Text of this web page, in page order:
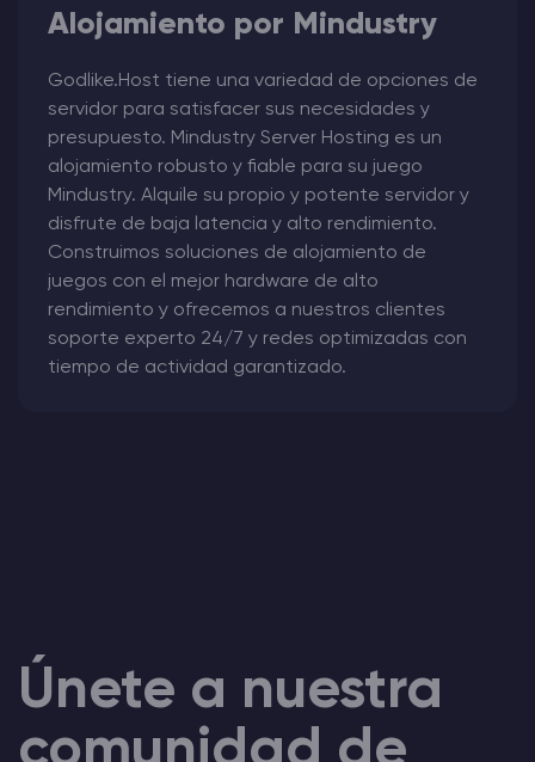
Alojamiento por Mindustry
Godlike.Host tiene una variedad de opciones de
servidor para satisfacer sus necesidades y
presupuesto. Mindustry Server Hosting es un
alojamiento robusto y fiable para su juego
Mindustry. Alquile su propio y potente servidor y
disfrute de baja latencia y alto rendimiento.
Construimos soluciones de alojamiento de
juegos con el mejor hardware de alto
rendimiento y ofrecemos a nuestros clientes
soporte experto 24/7 y redes optimizadas con
tiempo de actividad garantizado.
Únete a nuestra